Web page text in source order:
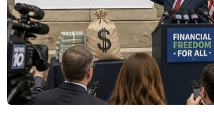
#Trung học Phổ thông
#thi tốt nghiệp
#môn Khoa học xã hội
#môn Khoa học
#Kết quả kỳ thi tốt nghiệp Trung học Phổ